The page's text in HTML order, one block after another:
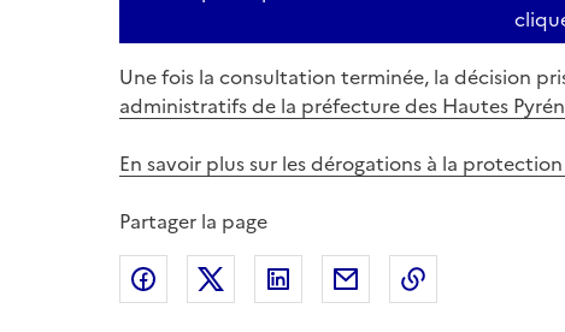
Une fois la consultation terminée, la décision
administratifs de la préfecture des Hautes
En savoir plus sur les dérogations à la protection
Partager la page
Partager sur Facebook
Partager sur XPartager sur LinkedIn
Partager par email
Copier le